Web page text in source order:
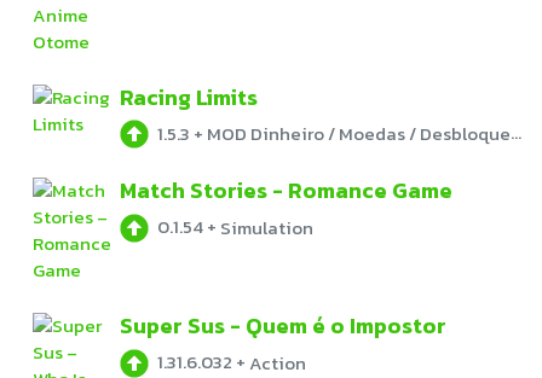
Racing Limits
1.5.3 + MOD Dinheiro / Moedas / Desbloqueado
Match Stories - Romance Game
0.1.54+ Simulation
Super Sus - Quem é o Impostor
1.31.6.032 + Action